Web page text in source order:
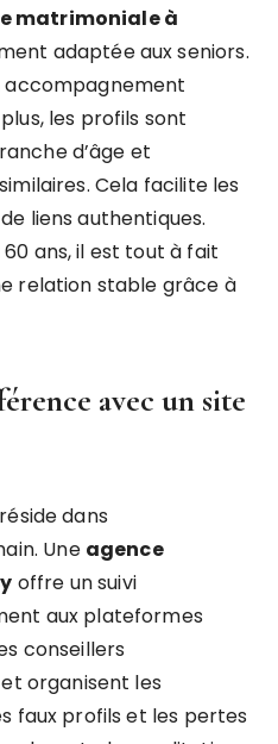
matrimoniale à
adaptée aux seniors.
accompagnement
les profils sont
d’âge et
Cela facilite les
liens authentiques.
ans, il est tout à fait
relation stable grâce à
avec un site
dans
Une agence
offre un suivi
aux plateformes
conseillers
organisent les
faux profils et les pertes